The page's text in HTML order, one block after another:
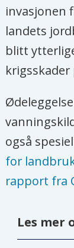
invasjonen
landets
blitt
også
for
rapport fra
Les mer